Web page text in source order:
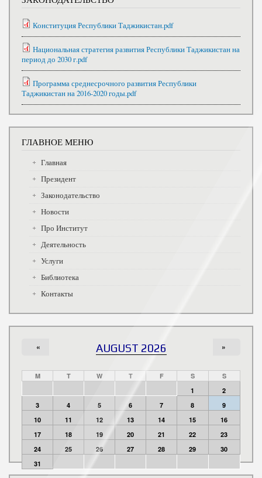
Конституция Республики Таджикистан.pdf
Национальная стратегия развития Республики Таджикистан на
период до 2030 г.pdf
Программа среднесрочного развития Республики
Таджикистан на 2016-2020 годы.pdf
ГЛАВНОЕ МЕНЮ
Главная
Президент
Законодательство
Новости
Про Институт
Деятельность
Услуги
Библиотека
Контакты
AUGUST 2026
« »
M T W T F S
S
1
2
3
4 5 6 7 8
9
10
11 12 13 14 15
16
17
18 19 20 21 22
23
24
25 26 27 28 29
30
31